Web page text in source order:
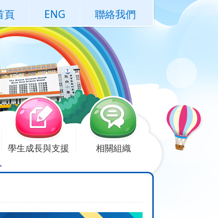
頁 ENG 聯絡我們
學生成長與支援 相關組織